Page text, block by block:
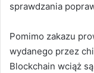
sprawdzania
Pomimo zakazu
wydanego przez
Blockchain wciąż